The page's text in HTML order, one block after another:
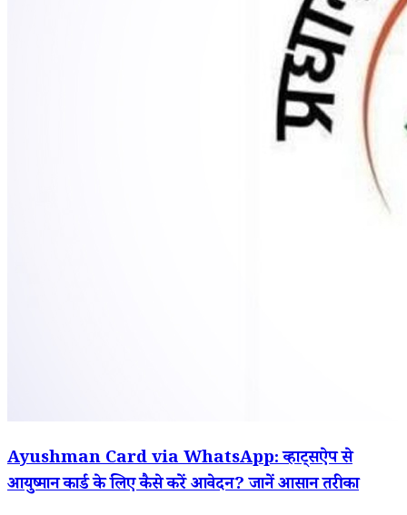
Ayushman Card via WhatsApp: व्हाट्सऐप से
आयुष्मान कार्ड के लिए कैसे करें आवेदन? जानें आसान तरीका